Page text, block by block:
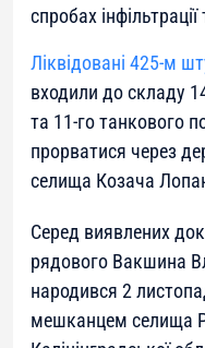
спробах
Ліквідовані 425-м
входили до складу
та 11-го танкового
прорватися через
селища Козача
Серед виявлених
рядового Вакшина
народився 2
мешканцем селища